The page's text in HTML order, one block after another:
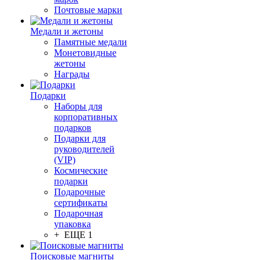
Почтовые марки
Медали и жетоны
Памятные медали
Монетовидные
жетоны
Награды
Подарки
Наборы для
корпоративных
подарков
Подарки для
руководителей
(VIP)
Космические
подарки
Подарочные
сертификаты
Подарочная
упаковка
+ ЕЩЕ 1
Поисковые магниты